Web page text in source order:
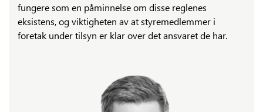
fungere som en påminnelse om disse reglenes
eksistens, og viktigheten av at styremedlemmer i
foretak under tilsyn er klar over det ansvaret de har.